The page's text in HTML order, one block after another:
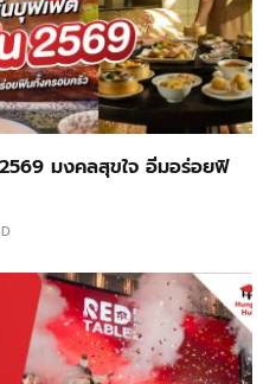
มงคลสุขใจ อิ่มอร่อยฟิ